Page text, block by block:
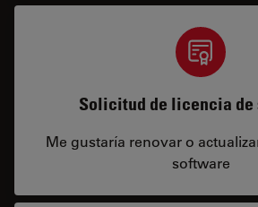
Solicitud de licencia
Me gustaría renovar o
software